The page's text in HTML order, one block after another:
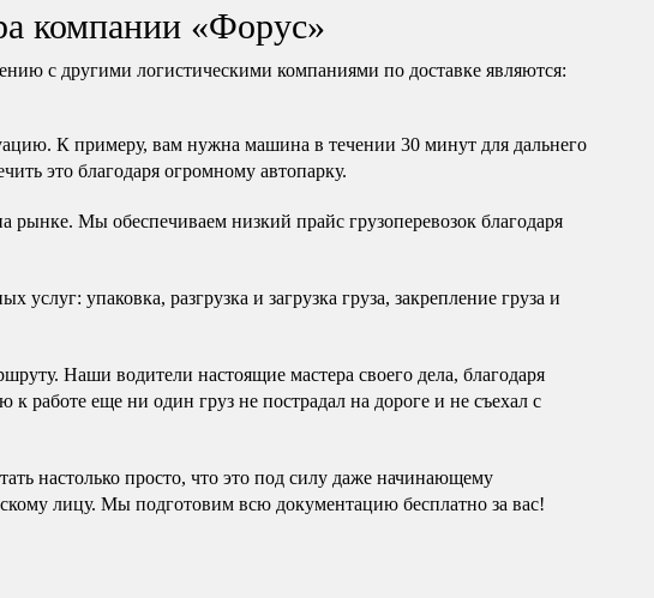
компании «Форус»
с другими логистическими компаниями по доставке являются:
К примеру, вам нужна машина в течении 30 минут для дальнего
это благодаря огромному автопарку.
Мы обеспечиваем низкий прайс грузоперевозок благодаря
услуг: упаковка, разгрузка и загрузка груза, закрепление груза и
Наши водители настоящие мастера своего дела, благодаря
работе еще ни один груз не пострадал на дороге и не съехал с
настолько просто, что это под силу даже начинающему
лицу. Мы подготовим всю документацию бесплатно за вас!